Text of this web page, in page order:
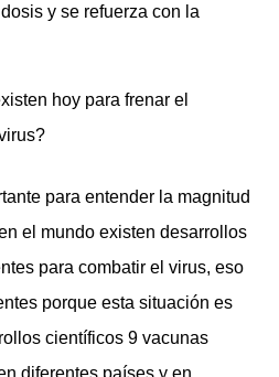
y se refuerza con la
hoy para frenar el
para entender la magnitud
el mundo existen desarrollos
para combatir el virus, eso
porque esta situación es
científicos 9 vacunas
diferentes países y en